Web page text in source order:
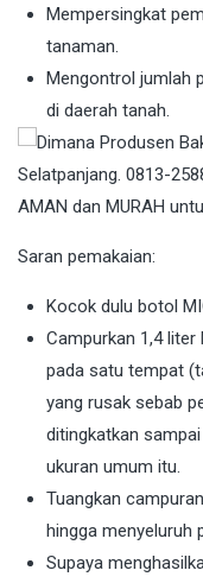
Mempersingkat
tanaman.
Mengontrol jumlah
di daerah tanah.
Saran pemakaian:
Kocok dulu botol
Campurkan 1,4 liter
pada satu tempat
yang rusak sebab
ditingkatkan
ukuran umum itu.
Tuangkan
hingga menyeluruh
Supaya